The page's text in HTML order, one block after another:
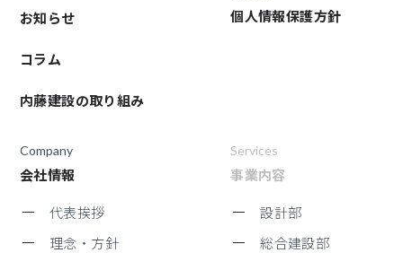
お知らせ
コラム
内藤建設の取り組み
Services
事業内容
設計部
総合建設部
Company
会社情報
代表挨拶
理念・方針
個人情報保護方針